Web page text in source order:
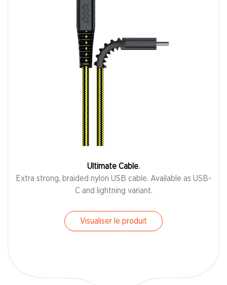
Ultimate Cable
Extra strong, braided nylon USB cable. Available as USB-
C and lightning variant.
Visualiser le produit